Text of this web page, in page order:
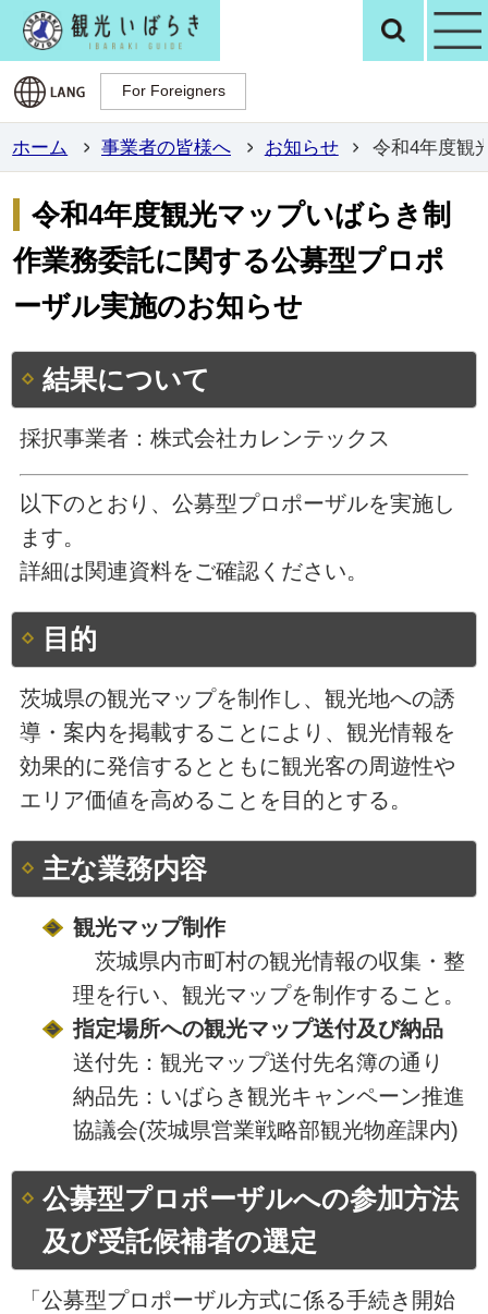
観光いばらき検
For Foreigners
For Foreigners
ホーム 事業者の皆様へ お知らせ 令和4年度観
令和4年度観光マップいばらき制
作業務委託に関する公募型プロポ
ーザル実施のお知らせ
結果について
採択事業者：株式会社カレンテックス
以下のとおり、公募型プロポーザルを実施し
ます。
詳細は関連資料をご確認ください。
目的
茨城県の観光マップを制作し、観光地への誘
導・案内を掲載することにより、観光情報を
効果的に発信するとともに観光客の周遊性や
エリア価値を高めることを目的とする。
主な業務内容
観光マップ制作
茨城県内市町村の観光情報の収集・整
理を行い、観光マップを制作すること。
指定場所への観光マップ送付及び納品
送付先：観光マップ送付先名簿の通り
納品先：いばらき観光キャンペーン推進
協議会(茨城県営業戦略部観光物産課内)
公募型プロポーザルへの参加方法
及び受託候補者の選定
「公募型プロポーザル方式に係る手続き開始